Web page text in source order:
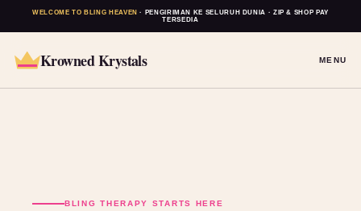
WELCOME TO BLING HEAVEN · PENGIRIMAN KE SELURUH DUNIA · ZIP & SHOP PAY
TERSEDIA
Krowned Krystals MENU
BLING THERAPY STARTS HERE